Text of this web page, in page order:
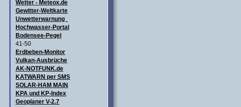
Wetter - Meteox.de
Gewitter-Weltkarte
Unwetterwarnung
Hochwasser-Portal
Bodensee-Pegel
41-50
Erdbeben-Monitor
Vulkan-Ausbrüche
AK-NOTFUNK.de
KATWARN per SMS
SOLAR-HAM MAIN
KPA und KP-Index
Geoplaner V-2.7